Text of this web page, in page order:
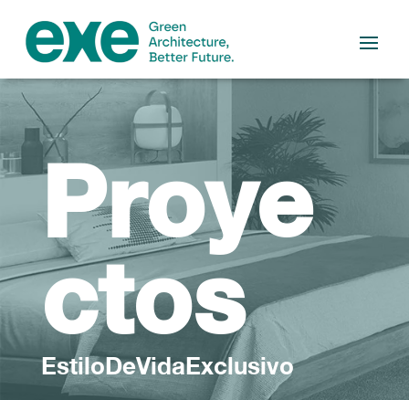
Proye
ctos
EstiloDeVidaExclusivo